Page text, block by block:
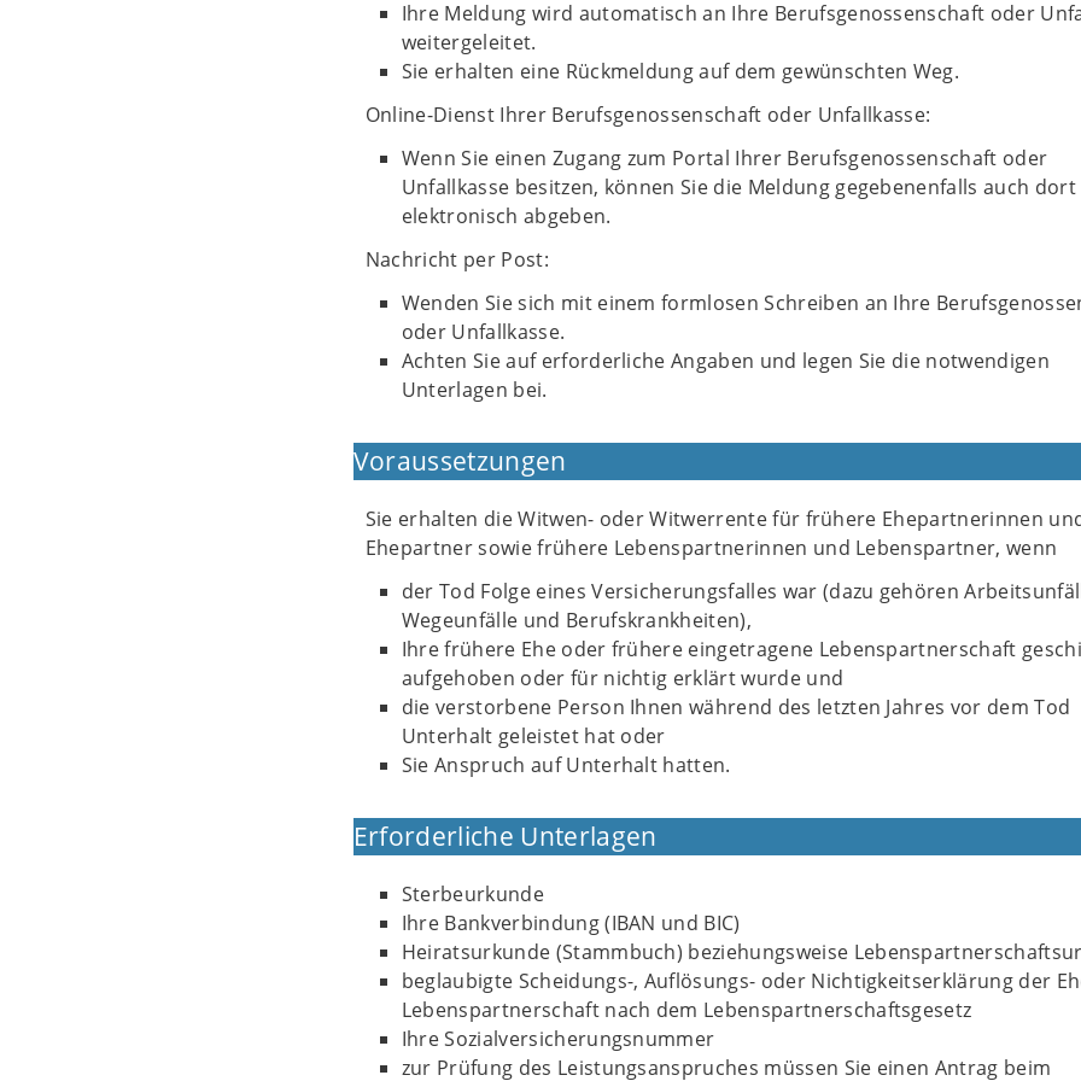
Ihre Meldung wird automatisch an Ihre Berufsgenossenschaft oder
weitergeleitet.
Sie erhalten eine Rückmeldung auf dem gewünschten Weg.
Online-Dienst Ihrer Berufsgenossenschaft oder Unfallkasse:
Wenn Sie einen Zugang zum Portal Ihrer Berufsgenossenschaft oder
Unfallkasse besitzen, können Sie die Meldung gegebenenfalls auch dort
elektronisch abgeben.
Nachricht per Post:
Wenden Sie sich mit einem formlosen Schreiben an Ihre
oder Unfallkasse.
Achten Sie auf erforderliche Angaben und legen Sie die notwendigen
Unterlagen bei.
Voraussetzungen
Sie erhalten die Witwen- oder Witwerrente für frühere Ehepartnerinnen
Ehepartner sowie frühere Lebenspartnerinnen und Lebenspartner, wenn
der Tod Folge eines Versicherungsfalles war (dazu gehören
Wegeunfälle und Berufskrankheiten),
Ihre frühere Ehe oder frühere eingetragene Lebenspartnerschaft
aufgehoben oder für nichtig erklärt wurde und
die verstorbene Person Ihnen während des letzten Jahres vor dem Tod
Unterhalt geleistet hat oder
Sie Anspruch auf Unterhalt hatten.
Erforderliche Unterlagen
Sterbeurkunde
Ihre Bankverbindung (IBAN und BIC)
Heiratsurkunde (Stammbuch) beziehungsweise
beglaubigte Scheidungs-, Auflösungs- oder Nichtigkeitserklärung der
Lebenspartnerschaft nach dem Lebenspartnerschaftsgesetz
Ihre Sozialversicherungsnummer
zur Prüfung des Leistungsanspruches müssen Sie einen Antrag beim